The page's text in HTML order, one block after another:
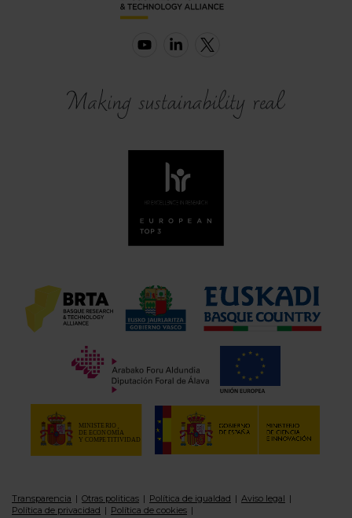
Transparencia Otras politicas Política de igualdad
Aviso legal
Política de privacidad
Política de cookies